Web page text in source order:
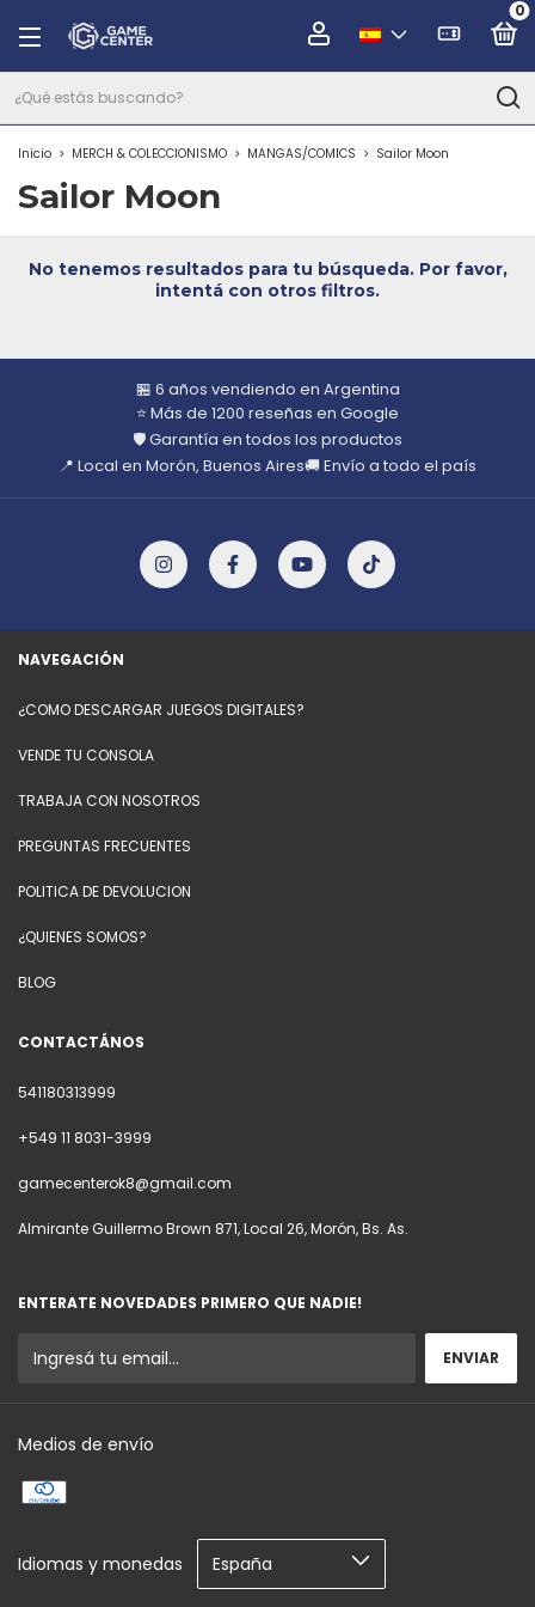
0
Inicio > MERCH & COLECCIONISMO > MANGAS/COMICS > Sailor Moon
Sailor Moon
No tenemos resultados para tu búsqueda. Por favor,
intentá con otros filtros.
🏪 6 años vendiendo en Argentina
⭐ Más de 1200 reseñas en Google
🛡️ Garantía en todos los productos
📍 Local en Morón, Buenos Aires🚚 Envío a todo el país
NAVEGACIÓN
¿COMO DESCARGAR JUEGOS DIGITALES?
VENDE TU CONSOLA
TRABAJA CON NOSOTROS
PREGUNTAS FRECUENTES
POLITICA DE DEVOLUCION
¿QUIENES SOMOS?
BLOG
CONTACTÁNOS
541180313999
+549 11 8031-3999
gamecenterok8@gmail.com
Almirante Guillermo Brown 871, Local 26, Morón, Bs. As.
ENTERATE NOVEDADES PRIMERO QUE NADIE!
Medios de envío
Idiomas y monedas